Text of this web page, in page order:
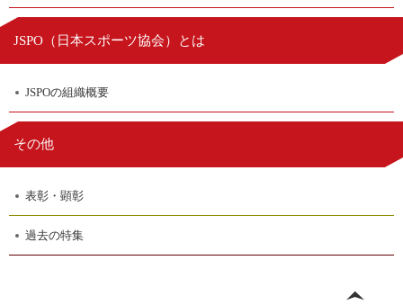
JSPO（ 日本スポーツ協会）とは
JSPOの組織概要
その他
表彰・顕彰
過去の特集